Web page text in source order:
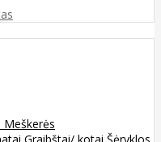
Meškerės
Graibštai/ kotai Šėryklos